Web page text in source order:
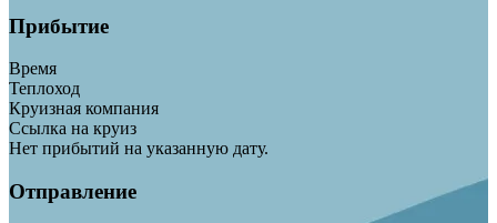
Прибытие
Время
Теплоход
Круизная компания
Ссылка на круиз
Нет прибытий на указанную дату.
Отправление